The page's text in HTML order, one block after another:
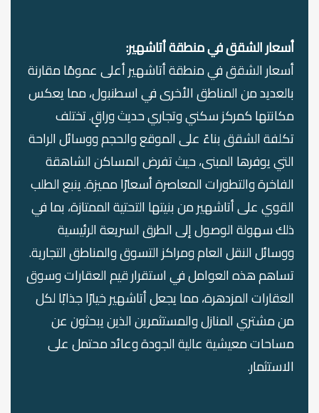
أسعار الشقق في منطقة أتاشهير:
أسعار الشقق في منطقة أتاشهير أعلى عمومًا مقارنة
بالعديد من المناطق الأخرى في اسطنبول، مما يعكس
مكانتها كمركز سكني وتجاري حديث وراقٍ. تختلف
تكلفة الشقق بناءً على الموقع والحجم ووسائل الراحة
التي يوفرها المبنى، حيث تفرض المساكن الشاهقة
الفاخرة والتطورات المعاصرة أسعارًا مميزة. ينبع الطلب
القوي على أتاشهير من بنيتها التحتية الممتازة، بما في
ذلك سهولة الوصول إلى الطرق السريعة الرئيسية
ووسائل النقل العام ومراكز التسوق والمناطق التجارية.
تساهم هذه العوامل في استقرار قيم العقارات وسوق
العقارات المزدهرة، مما يجعل أتاشهير خيارًا جذابًا لكل
من مشتري المنازل والمستثمرين الذين يبحثون عن
مساحات معيشية عالية الجودة وعائد محتمل على
الاستثمار.